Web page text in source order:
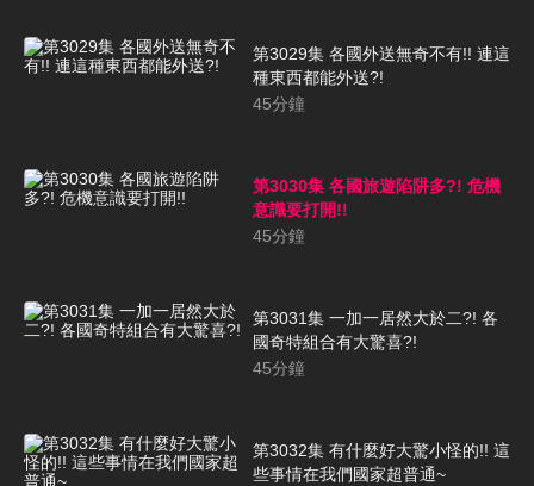
第3029集 各國外送無奇不有!! 連這
種東西都能外送?!
45分鐘
第3030集 各國旅遊陷阱多?! 危機
意識要打開!!
45分鐘
第3031集 一加一居然大於二?! 各
國奇特組合有大驚喜?!
45分鐘
第3032集 有什麼好大驚小怪的!! 這
些事情在我們國家超普通~